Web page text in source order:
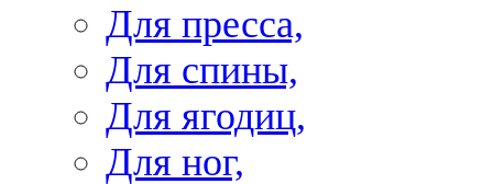
Для пресса,
Для спины,
Для ягодиц,
Для ног,